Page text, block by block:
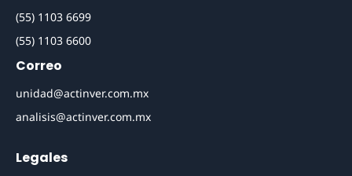
(55) 1103 6699
(55) 1103 6600
Correo
unidad@actinver.com.mx
analisis@actinver.com.mx
Legales